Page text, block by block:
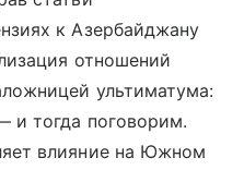
к Азербайджану
отношений
ультиматума:
и тогда поговорим.
влияние на Южном